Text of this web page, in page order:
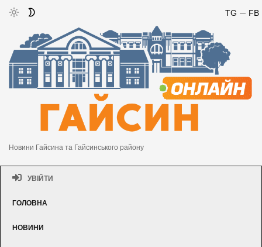
FB
TG
Новини Гайсина та Гайсинського району
УВІЙТИ
ГОЛОВНА
НОВИНИ